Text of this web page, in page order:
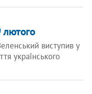
лютого
виступив у
українського